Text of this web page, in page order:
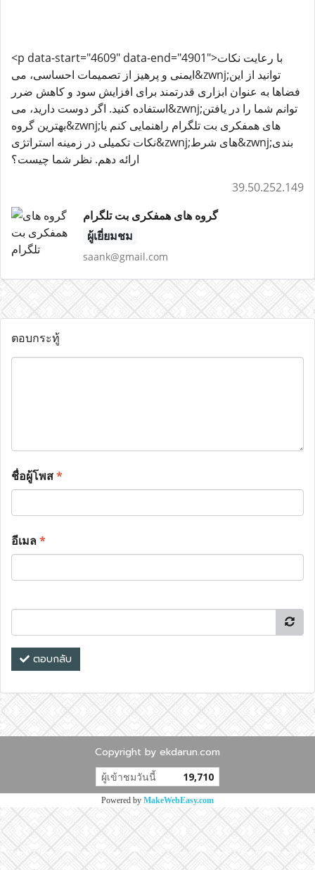
<p data-start="4609" data-end="4901">با رعایت نکات
ایمنی و پرهیز از تصمیمات احساسی، می&zwnj;توانید از این
فضاها به عنوان ابزاری قدرتمند برای افزایش سود و کاهش ضرر
استفاده کنید. اگر دوست دارید، می&zwnj;توانم شما را در یافتن
بهترین گروه&zwnj;های همفکری بت تلگرام راهنمایی کنم یا
نکات تکمیلی در زمینه استراتژی&zwnj;های شرط&zwnj;بندی
ارائه دهم. نظر شما چیست؟
39.50.252.149
گروه های همفکری بت تلگرام
ผู้เยี่ยมชม
saank@gmail.com
ตอบกระทู้
ชื่อผู้โพส*
อีเมล*
ตอบกลับ
Copyright by ekdarun.com
ผู้เข้าชมวันนี้ 19,710
Powered by MakeWebEasy.com